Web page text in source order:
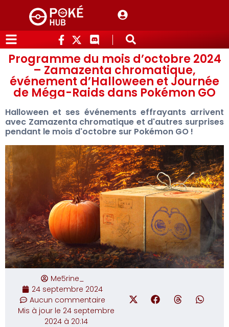
Programme du mois d’octobre 2024
– Zamazenta chromatique,
événement d’Halloween et Journée
de Méga-Raids dans Pokémon GO
Halloween et ses événements effrayants arrivent
avec Zamazenta chromatique et d'autres surprises
pendant le mois d'octobre sur Pokémon GO !
Me5rine_
24 septembre 2024
Aucun commentaire
Mis à jour le 24 septembre
2024 à 20:14